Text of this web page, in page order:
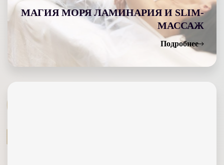
S
МАГИЯ МОРЯ ЛАМИНАРИЯ И SLIM-
МАССАЖ
Подробнее